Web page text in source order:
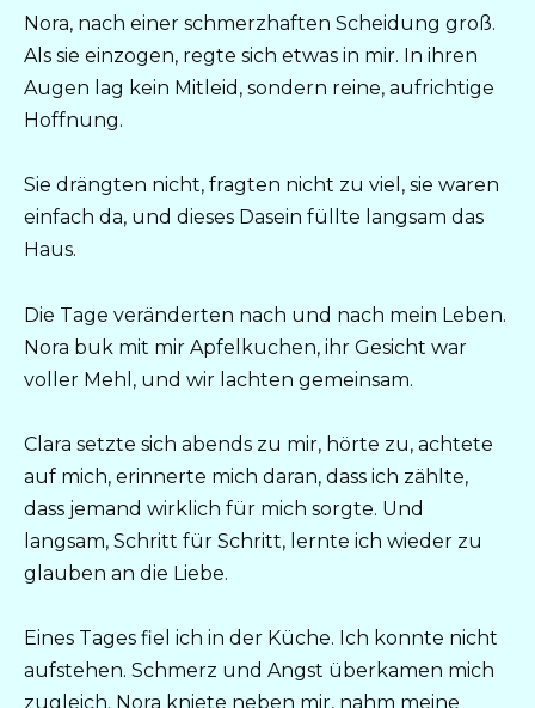
Nora, nach einer schmerzhaften Scheidung groß.
Als sie einzogen, regte sich etwas in mir. In ihren
Augen lag kein Mitleid, sondern reine, aufrichtige
Hoffnung.
Sie drängten nicht, fragten nicht zu viel, sie waren
einfach da, und dieses Dasein füllte langsam das
Haus.
Die Tage veränderten nach und nach mein Leben.
Nora buk mit mir Apfelkuchen, ihr Gesicht war
voller Mehl, und wir lachten gemeinsam.
Clara setzte sich abends zu mir, hörte zu, achtete
auf mich, erinnerte mich daran, dass ich zählte,
dass jemand wirklich für mich sorgte. Und
langsam, Schritt für Schritt, lernte ich wieder zu
glauben an die Liebe.
Eines Tages fiel ich in der Küche. Ich konnte nicht
aufstehen. Schmerz und Angst überkamen mich
zugleich. Nora kniete neben mir, nahm meine